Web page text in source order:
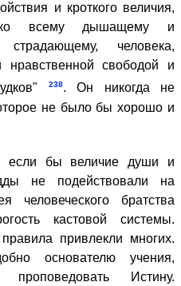
и кроткого величия,
ко всему дышащему и
человека,
свободой и
238. Он никогда не
не было бы хорошо и
бы величие души и
не подействовали на
человеческого братства
кастовой системы.
привлекли многих.
основателю учения,
Истину.